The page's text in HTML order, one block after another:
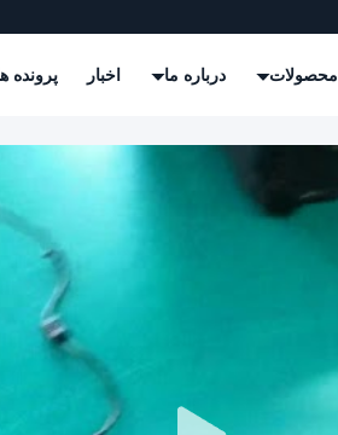
محصولات درباره ما اخبار پرونده